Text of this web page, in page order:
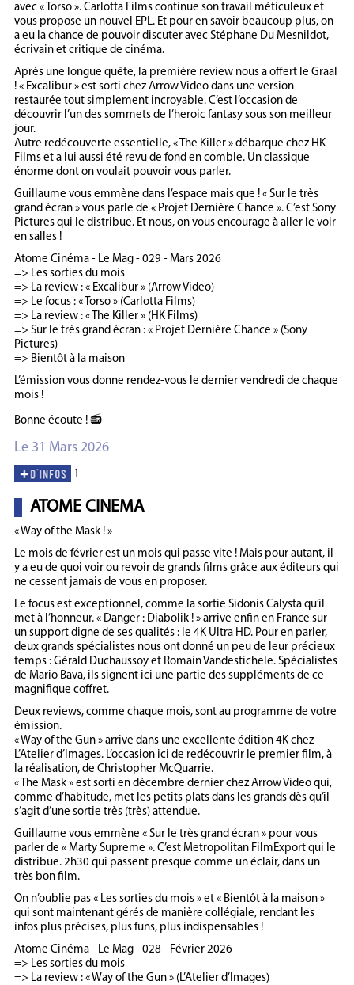
avec « Torso ». Carlotta Films continue son travail méticuleux et
vous propose un nouvel EPL. Et pour en savoir beaucoup plus, on
a eu la chance de pouvoir discuter avec Stéphane Du Mesnildot,
écrivain et critique de cinéma.
Après une longue quête, la première review nous a offert le Graal
! « Excalibur » est sorti chez Arrow Video dans une version
restaurée tout simplement incroyable. C’est l’occasion de
découvrir l’un des sommets de l’heroic fantasy sous son meilleur
jour.
Autre redécouverte essentielle, « The Killer » débarque chez HK
Films et a lui aussi été revu de fond en comble. Un classique
énorme dont on voulait pouvoir vous parler.
Guillaume vous emmène dans l’espace mais que ! « Sur le très
grand écran » vous parle de « Projet Dernière Chance ». C’est Sony
Pictures qui le distribue. Et nous, on vous encourage à aller le voir
en salles !
Atome Cinéma - Le Mag - 029 - Mars 2026
=> Les sorties du mois
=> La review : « Excalibur » (Arrow Video)
=> Le focus : « Torso » (Carlotta Films)
=> La review : « The Killer » (HK Films)
=> Sur le très grand écran : « Projet Dernière Chance » (Sony
Pictures)
=> Bientôt à la maison
L’émission vous donne rendez-vous le dernier vendredi de chaque
mois !
Bonne écoute ! 📻
Le 31 Mars 2026
ATOME CINEMA
« Way of the Mask ! »
Le mois de février est un mois qui passe vite ! Mais pour autant, il
y a eu de quoi voir ou revoir de grands films grâce aux éditeurs qui
ne cessent jamais de vous en proposer.
Le focus est exceptionnel, comme la sortie Sidonis Calysta qu’il
met à l’honneur. « Danger : Diabolik ! » arrive enfin en France sur
un support digne de ses qualités : le 4K Ultra HD. Pour en parler,
deux grands spécialistes nous ont donné un peu de leur précieux
temps : Gérald Duchaussoy et Romain Vandestichele. Spécialistes
de Mario Bava, ils signent ici une partie des suppléments de ce
magnifique coffret.
Deux reviews, comme chaque mois, sont au programme de votre
émission.
« Way of the Gun » arrive dans une excellente édition 4K chez
L’Atelier d’Images. L’occasion ici de redécouvrir le premier film, à
la réalisation, de Christopher McQuarrie.
« The Mask » est sorti en décembre dernier chez Arrow Video qui,
comme d’habitude, met les petits plats dans les grands dès qu’il
s’agit d’une sortie très (très) attendue.
Guillaume vous emmène « Sur le très grand écran » pour vous
parler de « Marty Supreme ». C’est Metropolitan FilmExport qui le
distribue. 2h30 qui passent presque comme un éclair, dans un
très bon film.
On n’oublie pas « Les sorties du mois » et « Bientôt à la maison »
qui sont maintenant gérés de manière collégiale, rendant les
infos plus précises, plus funs, plus indispensables !
Atome Cinéma - Le Mag - 028 - Février 2026
=> Les sorties du mois
=> La review : « Way of the Gun » (L’Atelier d’Images)
1